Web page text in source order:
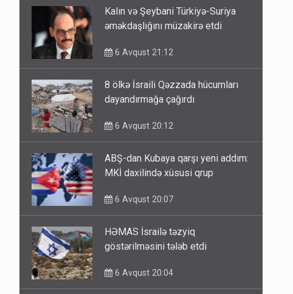
Kalın və Şeybani Türkiyə-Suriya
əməkdaşlığını müzakirə etdi
6 Avqust 21:12
8 ölkə İsraili Qəzzada hücumları
dayandırmağa çağırdı
6 Avqust 20:12
ABŞ-dan Kubaya qarşı yeni addım:
MKİ daxilində xüsusi qrup
6 Avqust 20:07
HƏMAS İsrailə təzyiq
göstərilməsini tələb etdi
6 Avqust 20:04